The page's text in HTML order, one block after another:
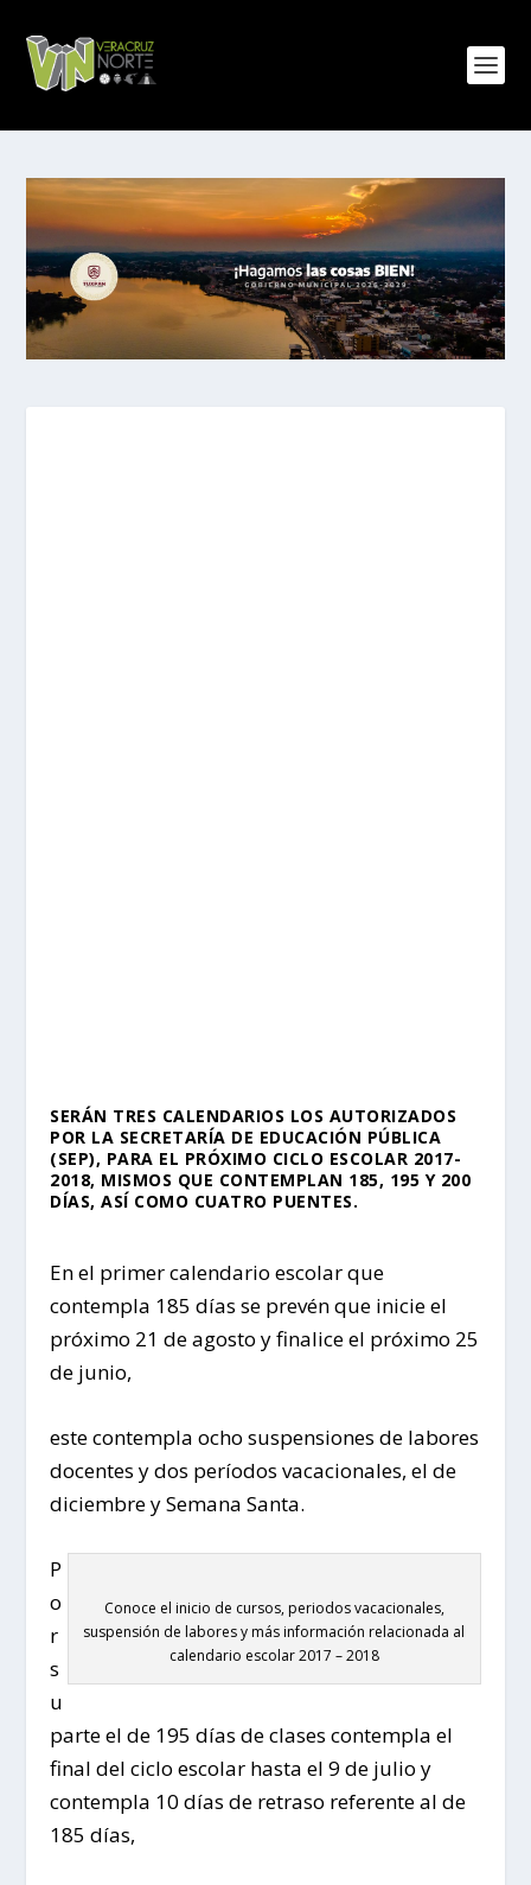
SERÁN TRES CALENDARIOS LOS AUTORIZADOS
POR LA SECRETARÍA DE EDUCACIÓN PÚBLICA
(SEP), PARA EL PRÓXIMO CICLO ESCOLAR 2017-
2018, MISMOS QUE CONTEMPLAN 185, 195 Y 200
DÍAS, ASÍ COMO CUATRO PUENTES.
En el primer calendario escolar que
contempla 185 días se prevén que inicie el
próximo 21 de agosto y finalice el próximo 25
de junio,
este contempla ocho suspensiones de labores
docentes y dos períodos vacacionales, el de
diciembre y Semana Santa.
Conoce el inicio de cursos, periodos vacacionales,
suspensión de labores y más información relacionada al
calendario escolar 2017 – 2018
P
o
r
s
u
parte el de 195 días de clases contempla el
final del ciclo escolar hasta el 9 de julio y
contempla 10 días de retraso referente al de
185 días,